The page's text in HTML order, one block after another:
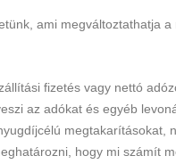
ami megváltoztathatja
fizetés vagy nettó
az adókat és egyéb
megtakarításokat,
hogy mi számít